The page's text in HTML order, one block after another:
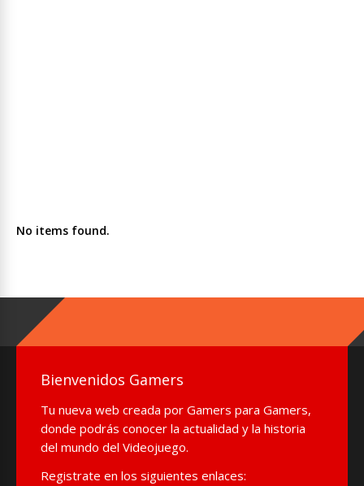
No items found.
Bienvenidos Gamers
Tu nueva web creada por Gamers para Gamers,
donde podrás conocer la actualidad y la historia
del mundo del Videojuego.
Registrate en los siguientes enlaces: